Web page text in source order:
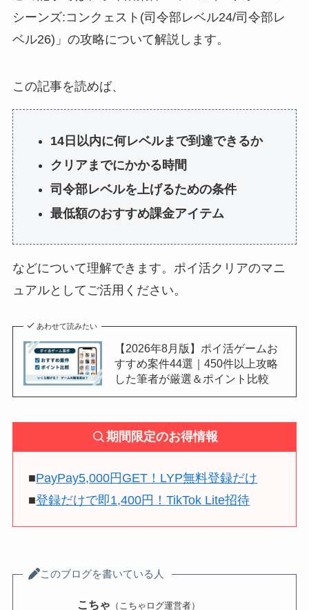
シーンズ:コンクェスト(司令部レベル24/司令部レ
ベル26)」の攻略について解説します。
この記事を読めば、
14日以内に何レベルまで到達できるか
クリアまでにかかる時間
司令部レベルを上げるための条件
最低額のおすすめ課金アイテム
などについて理解できます。ポイ活クリアのマニ
ュアルとしてご活用ください。
あわせて読みたい
【2026年8月版】ポイ活ゲームお
すすめ案件44選｜450件以上攻略
した筆者が厳選＆ポイント比較
期間限定のお得情報
■PayPay5,000円GET！LYP無料登録だけ
■登録だけで即1,400円！TikTok Lite招待
このブログを書いている人
こちゃ （こちゃログ運営者）